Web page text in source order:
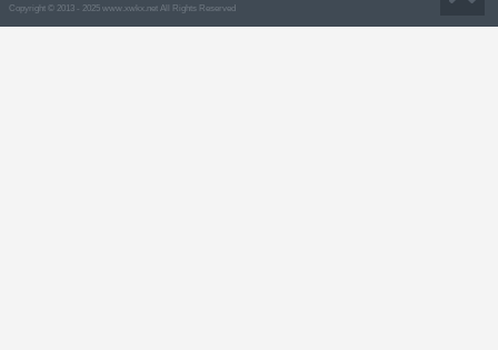
Copyright © 2013 - 2025 www.xwkx.net All Rights Reserved